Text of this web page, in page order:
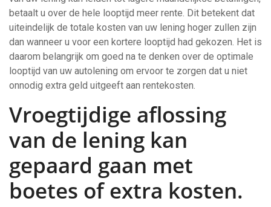
betaalt u over de hele looptijd meer rente. Dit betekent dat
uiteindelijk de totale kosten van uw lening hoger zullen zijn
dan wanneer u voor een kortere looptijd had gekozen. Het is
daarom belangrijk om goed na te denken over de optimale
looptijd van uw autolening om ervoor te zorgen dat u niet
onnodig extra geld uitgeeft aan rentekosten.
Vroegtijdige aflossing
van de lening kan
gepaard gaan met
boetes of extra kosten.